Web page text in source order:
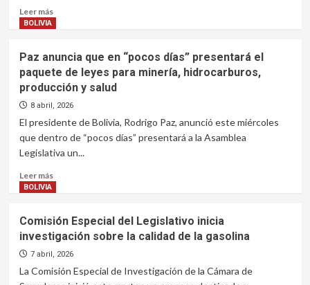
Omasuyos
candidatura
balotaje
en
La
Leer másLeer
y
Roca
firman
acta
una
“transición
correcta
transparente”
en
Alcaldía
de
Alto
BOLIVIA
Paz anuncia que en “pocos días” presentará el
paquete de leyes para minería, hidrocarburos,
producción y salud
8 abril, 2026
El presidente de Bolivia, Rodrigo Paz, anunció este miércoles
que dentro de “pocos días” presentará a la Asamblea
Legislativa un...
Leer másLeer
anuncia
que
en
BOLIVIA
Comisión Especial del Legislativo inicia
investigación sobre la calidad de la gasolina
7 abril, 2026
La Comisión Especial de Investigación de la Cámara de